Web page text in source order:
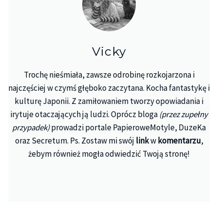
Vicky
Trochę nieśmiała, zawsze odrobinę rozkojarzona i
najczęściej w czymś głęboko zaczytana. Kocha fantastykę i
kulturę Japonii. Z zamiłowaniem tworzy opowiadania i
irytuje otaczających ją ludzi. Oprócz bloga (przez zupełny
przypadek)prowadzi portale PapieroweMotyle, DuzeKa
oraz Secretum. Ps. Zostaw mi swój linkwkomentarzu,
żebym również mogła odwiedzić Twoją stronę!